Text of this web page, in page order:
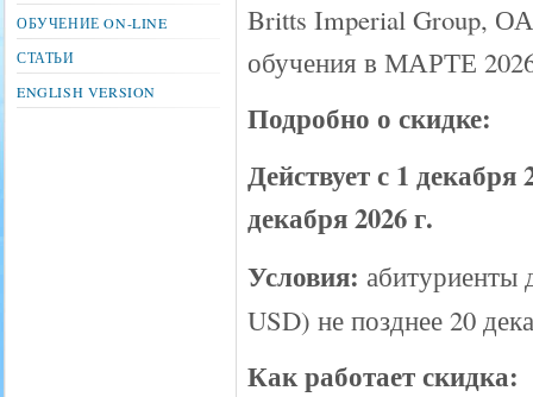
Britts Imperial Group,
обучения в МАРТЕ
Подробно о скидке:
Действует с 1 декабря
декабря 2026 г.
Условия: абитуриенты
USD) не позднее 20
Как работает скидка:
ОБУЧЕНИЕ ON-LINE
СТАТЬИ
ENGLISH VERSION